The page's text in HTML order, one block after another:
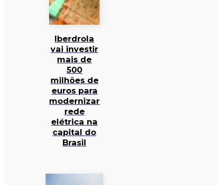
Iberdrola
vai investir
mais de
500
milhões de
euros para
modernizar
rede
elétrica na
capital do
Brasil